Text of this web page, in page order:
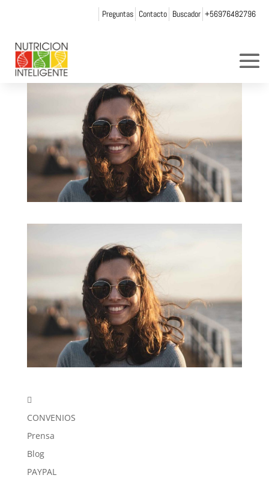
Preguntas Contacto Buscador +56976482796
porWeb Admin NI

CONVENIOS
Prensa
Blog
PAYPAL